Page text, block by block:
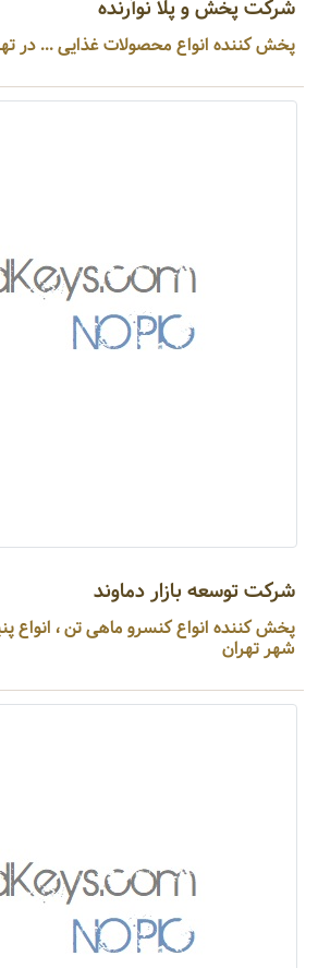
شرکت پخش و پلا نوآرنده
پخش کننده انواع محصولات غذایی ... در
شرکت توسعه بازار دماوند
پخش کننده انواع کنسرو ماهی تن ، انواع
شهر تهران